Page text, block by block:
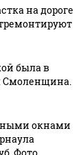
Более 12
километров
на дороге
была в
Смоленщина.
окнами